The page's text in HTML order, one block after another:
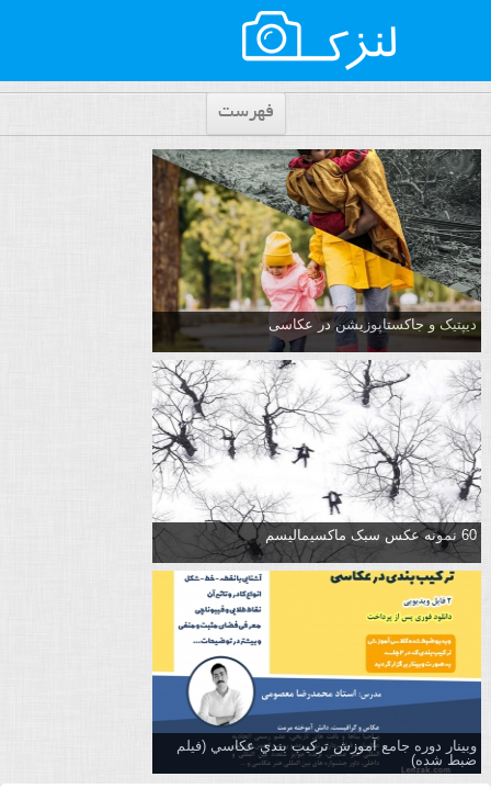
فهرست
دیپتیک و جاکستا‌پوزیشن در عکاسی
60 نمونه عکس سبک ماکسیمالیسم
وبینار دوره جامع آموزش تركيب بندي عكاسي (فیلم
ضبط شده)